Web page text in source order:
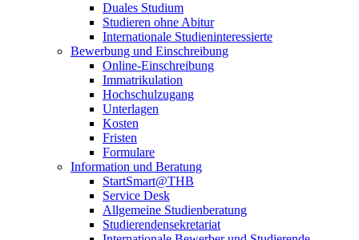
Duales Studium
Studieren ohne Abitur
Internationale Studieninteressierte
Bewerbung und Einschreibung
Online-Einschreibung
Immatrikulation
Hochschulzugang
Unterlagen
Kosten
Fristen
Formulare
Information und Beratung
StartSmart@THB
Service Desk
Allgemeine Studienberatung
Studierendensekretariat